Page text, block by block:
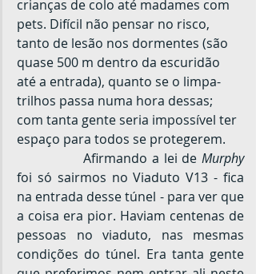
crianças de colo até madames com
pets. Difícil não pensar no risco,
tanto de lesão nos dormentes (são
quase 500 m dentro da escuridão
até a entrada), quanto se o limpa-
trilhos passa numa hora dessas;
com tanta gente seria impossível ter
espaço para todos se protegerem.
		Afirmando a lei de
Murphy
foi só sairmos no Viaduto V13 - fica
na entrada desse túnel - para ver que
a coisa era pior. Haviam centenas de
pessoas no viaduto, nas mesmas
condições do túnel. Era tanta gente